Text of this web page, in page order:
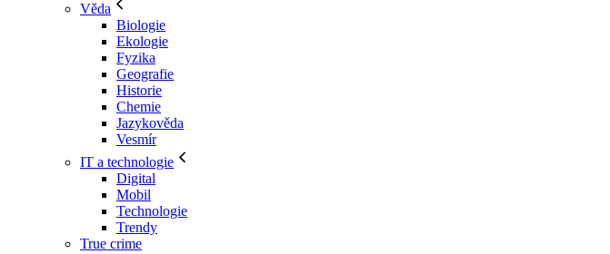
Věda
Biologie
Ekologie
Fyzika
Geografie
Historie
Chemie
Jazykověda
Vesmír
IT a technologie
Digital
Mobil
Technologie
Trendy
True crime